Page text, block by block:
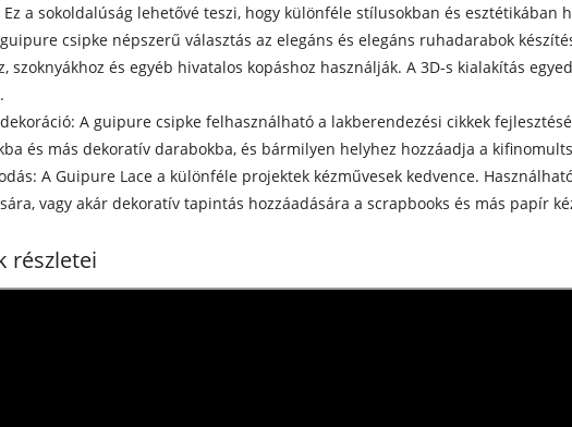
a sokoldalúság lehetővé teszi, hogy különféle stílusokban és esztétikában
guipure csipke népszerű választás az elegáns és elegáns ruhadarabok
szoknyákhoz és egyéb hivatalos kopáshoz használják. A 3D-s kialakítás
A guipure csipke felhasználható a lakberendezési cikkek
és más dekoratív darabokba, és bármilyen helyhez hozzáadja a
A Guipure Lace a különféle projektek kézművesek kedvence.
vagy akár dekoratív tapintás hozzáadására a scrapbooks és más papír
részletei